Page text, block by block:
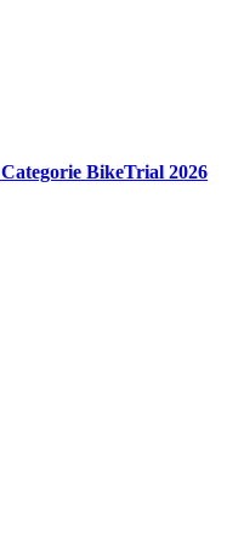
Categorie BikeTrial 2026